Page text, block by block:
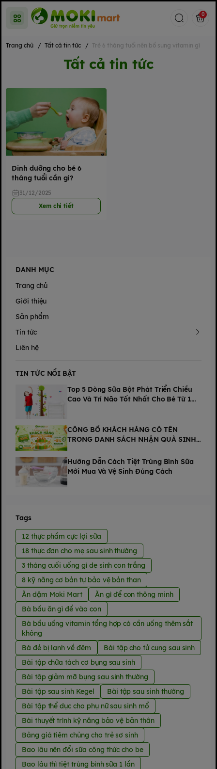
0
Trang chủ / Tất cả tin tức / Trẻ 6 tháng tuổi nên bổ sung vitamin gì
Tất cả tin tức
Dinh dưỡng cho bé 6
tháng tuổi cần gì?
31/12/2025
Xem chi tiết
DANH MỤC
Trang chủ
Giới thiệu
Sản phẩm
Tin tức
Liên hệ
TIN TỨC NỔI BẬT
Top 5 Dòng Sữa Bột Phát Triển Chiều
Cao Và Trí Não Tốt Nhất Cho Bé Từ 1
CÔNG BỐ KHÁCH HÀNG CÓ TÊN
TRONG DANH SÁCH NHẬN QUÀ SINH
Hướng Dẫn Cách Tiệt Trùng Bình Sữa
Mới Mua Và Vệ Sinh Đúng Cách
Tags
12 thực phẩm cực lợi sữa
18 thực đơn cho mẹ sau sinh thường
3 tháng cuối uống gì de sinh con trắng
8 kỹ năng cơ bản tự bảo vệ bản than
Ăn dặm Moki Mart
Ăn gì để con thông minh
Bà bầu ăn gì để vào con
Bà bầu uống vitamin tổng hợp có cần uống thêm sắt
không
Bà đẻ bị lạnh về đêm
Bài tập cho tử cung sau sinh
Bài tập chữa tách cơ bụng sau sinh
Bài tập giảm mỡ bụng sau sinh thường
Bài tập sau sinh Kegel
Bài tập sau sinh thường
Bài tập thể dục cho phụ nữ sau sinh mổ
Bài thuyết trình kỹ năng bảo vệ bản thân
Bảng giá tiêm chủng cho trẻ sơ sinh
Bao lâu nên đổi sữa công thức cho be
Bao lâu thì tiệt trùng bình sữa 1 lần